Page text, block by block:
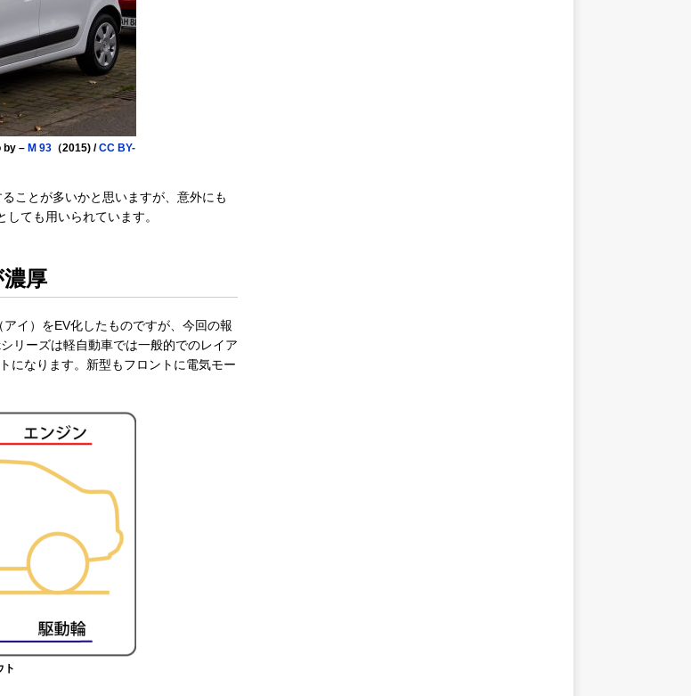
by –M 93 （2015) /CC BY-
ことが多いかと思いますが、意外にも
ても用いられています。
厚
イ）をEV化したものですが、今回の報
リーズは軽自動車では一般的でのレイア
になります。新型もフロントに電気モー
ト